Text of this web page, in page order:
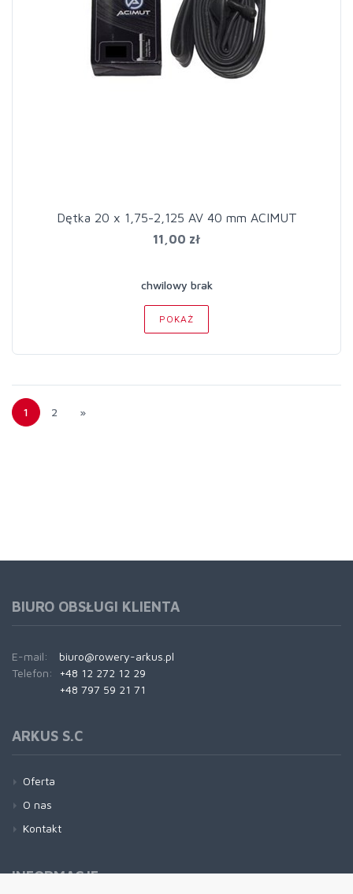
Dętka 20 x 1,75-2,125 AV 40 mm ACIMUT
11,00 zł
chwilowy brak
POKAŻ
1 2 »
BIURO OBSŁUGI KLIENTA
E-mail:
biuro@rowery-arkus.pl
Telefon:
+48 12 272 12 29
+48 797 59 21 71
ARKUS S.C
Oferta
O nas
Kontakt
INFORMACJE